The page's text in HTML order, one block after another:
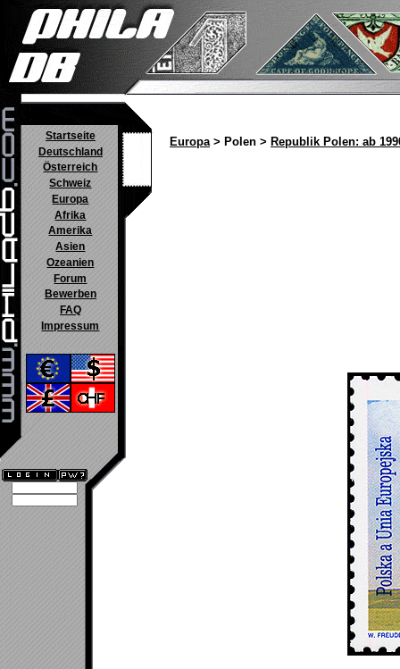
Startseite
Deutschland
Österreich
Schweiz
Europa
Afrika
Amerika
Asien
Ozeanien
Forum
Bewerben
FAQ
Impressum
Europa> Polen > Republik Polen: ab